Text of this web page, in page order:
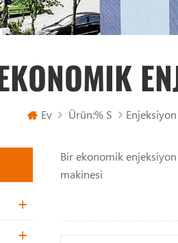
Ev Ürün:% S
Bir ekonomik
makinesi